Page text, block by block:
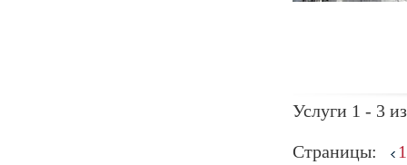
Услуги 1 - 3
Страницы: 1